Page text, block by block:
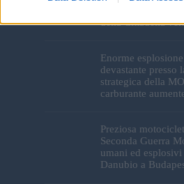
della Cittadella
Enorme
devastante presso
strategica della
carburante
Preziosa
Seconda Guerra
umani ed
Danubio a